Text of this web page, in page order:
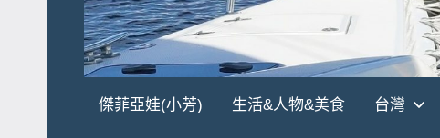
傑
傑菲亞娃(小芳) 生活&人物&美食 台灣